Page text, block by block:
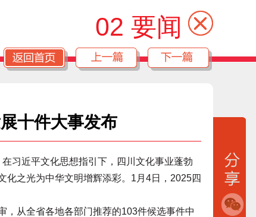
02 要闻
十件大事发布
习近平文化思想指引下，四川文化事业蓬勃
化之光为中华文明增辉添彩。1月4日，2025四
从全省各地各部门推荐的103件候选事件中